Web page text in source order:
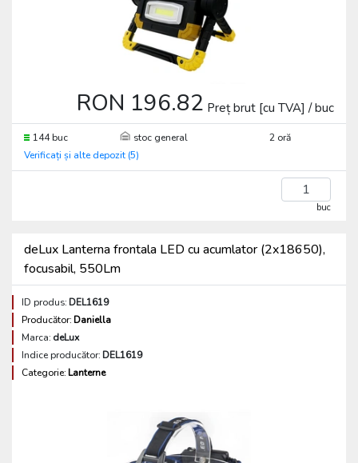
RON 196.82 Preț brut [cu TVA] / buc
144 buc stoc general
2 oră
Verificați și alte depozit (5)
buc
deLux Lanterna frontala LED cu acumlator (2x18650),
focusabil, 550Lm
ID produs:DEL1619
Producător:Daniella
Marca: deLux
Indice producător:DEL1619
Categorie:Lanterne